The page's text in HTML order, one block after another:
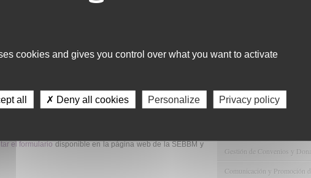
la obtención del título de Doctor.
Molecular (SEBBM) premiará al mejor artículo
en el campo de la bioquímica y la biología molecular, que
el formulario disponible en la página web de la SEBBM y
Tecnológica
Gestión de Ayudas y
Apoyo Metodológico y/o
Recursos Humanos
Asesoramiento y Gestión
Gestión de Convenios y
Comunicación y Promoción
cookies and gives you control over what you want to activate
all ✗ Deny all cookies Personalize Privacy policy